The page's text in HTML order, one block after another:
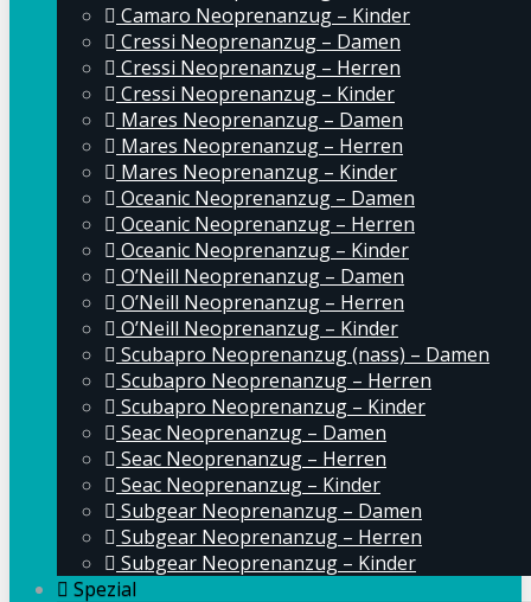
Camaro Neoprenanzug – Kinder
Cressi Neoprenanzug – Damen
Cressi Neoprenanzug – Herren
Cressi Neoprenanzug – Kinder
Mares Neoprenanzug – Damen
Mares Neoprenanzug – Herren
Mares Neoprenanzug – Kinder
Oceanic Neoprenanzug – Damen
Oceanic Neoprenanzug – Herren
Oceanic Neoprenanzug – Kinder
O’Neill Neoprenanzug – Damen
O’Neill Neoprenanzug – Herren
O’Neill Neoprenanzug – Kinder
Scubapro Neoprenanzug (nass) – Damen
Scubapro Neoprenanzug – Herren
Scubapro Neoprenanzug – Kinder
Seac Neoprenanzug – Damen
Seac Neoprenanzug – Herren
Seac Neoprenanzug – Kinder
Subgear Neoprenanzug – Damen
Subgear Neoprenanzug – Herren
Subgear Neoprenanzug – Kinder
Spezial